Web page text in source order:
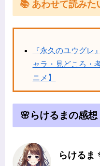
📚 あわせて読みた
『永久のユウグレ
ャラ・見どころ・
ニメ】
🌸らけるまの感想
らけるま